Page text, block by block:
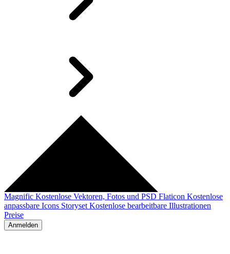
Magnific Kostenlose Vektoren, Fotos und PSD Flaticon Kostenlose
anpassbare Icons Storyset Kostenlose bearbeitbare Illustrationen
Preise
Anmelden